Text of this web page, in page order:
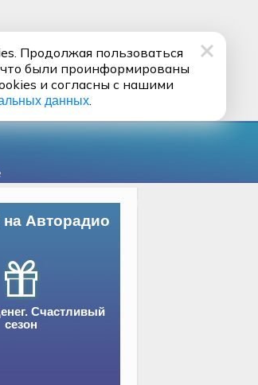
Авторадио
Счастливый
сезон
Продолжая пользоваться
были проинформированы
и согласны с нашими
данных.